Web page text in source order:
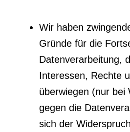
Wir haben
Gründe für die
Datenverarbeitung,
Interessen, Rechte
überwiegen (nur bei
gegen die
sich der